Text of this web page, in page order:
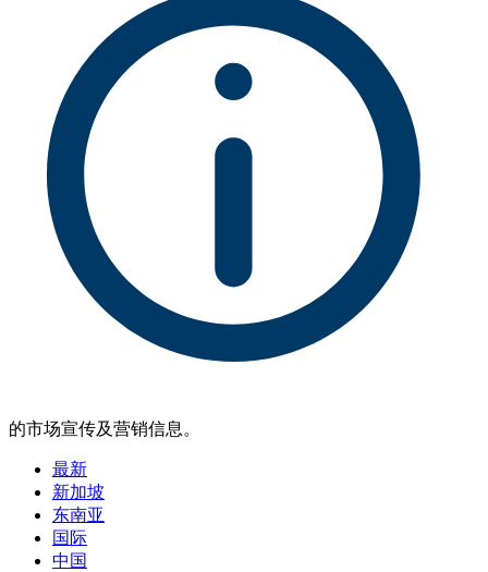
的市场宣传及营销信息。
最新
新加坡
东南亚
国际
中国